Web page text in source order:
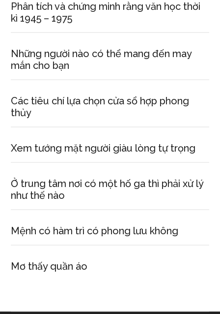
Phân tích và chứng minh rằng văn học thời
kì 1945 – 1975
Những người nào có thể mang đến may
mắn cho bạn
Các tiêu chí lựa chọn cửa sổ hợp phong
thủy
Xem tướng mặt người giàu lòng tự trọng
Ở trung tâm nơi có một hố ga thì phải xử lý
như thế nào
Mệnh có hàm trì có phong lưu không
Mơ thấy quần áo